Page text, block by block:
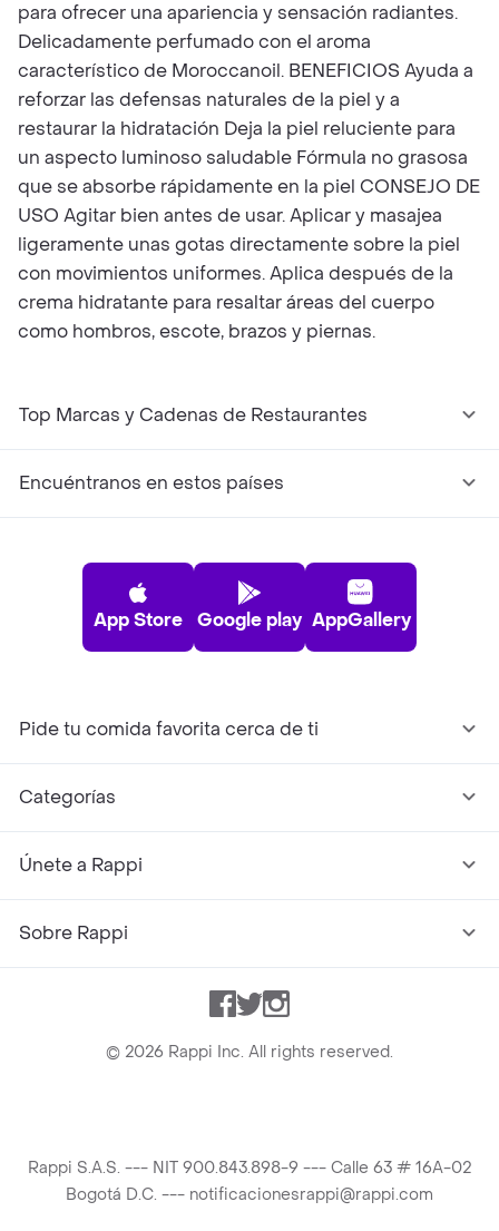
para ofrecer una apariencia y sensación radiantes.
Delicadamente perfumado con el aroma
característico de Moroccanoil. BENEFICIOS Ayuda a
reforzar las defensas naturales de la piel y a
restaurar la hidratación Deja la piel reluciente para
un aspecto luminoso saludable Fórmula no grasosa
que se absorbe rápidamente en la piel CONSEJO DE
USO Agitar bien antes de usar. Aplicar y masajea
ligeramente unas gotas directamente sobre la piel
con movimientos uniformes. Aplica después de la
crema hidratante para resaltar áreas del cuerpo
como hombros, escote, brazos y piernas.
Top Marcas y Cadenas de Restaurantes
Encuéntranos en estos países
App Store Google play AppGallery
Pide tu comida favorita cerca de ti
Categorías
Únete a Rappi
Sobre Rappi
Facebook
TwitterInstagram
© 2026 Rappi Inc. All rights reserved.
Rappi S.A.S. --- NIT 900.843.898-9 --- Calle 63 # 16A-02
Bogotá D.C. --- notificacionesrappi@rappi.com